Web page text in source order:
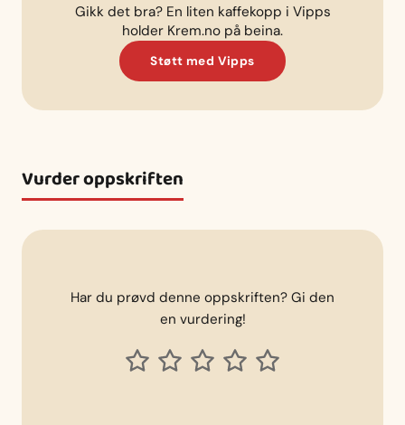
Gikk det bra? En liten kaffekopp i Vipps
holder Krem.no på beina.
Støtt med Vipps
Vurder oppskriften
Har du prøvd denne oppskriften? Gi den
en vurdering!